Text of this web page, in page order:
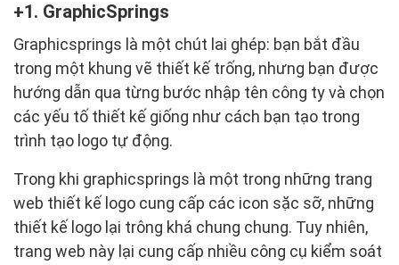
1. GraphicSprings
Graphicsprings là một chút lai ghép: bạn bắt đầu
trong một khung vẽ thiết kế trống, nhưng bạn được
hướng dẫn qua từng bước nhập tên công ty và chọn
các yếu tố thiết kế giống như cách bạn tạo trong
trình tạo logo tự động.
Trong khi graphicsprings là một trong những trang
web thiết kế logo cung cấp các icon sặc sỡ, những
thiết kế logo lại trông khá chung chung. Tuy nhiên,
trang web này lại cung cấp nhiều công cụ kiểm soát